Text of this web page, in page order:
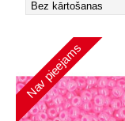
Nav pieejams